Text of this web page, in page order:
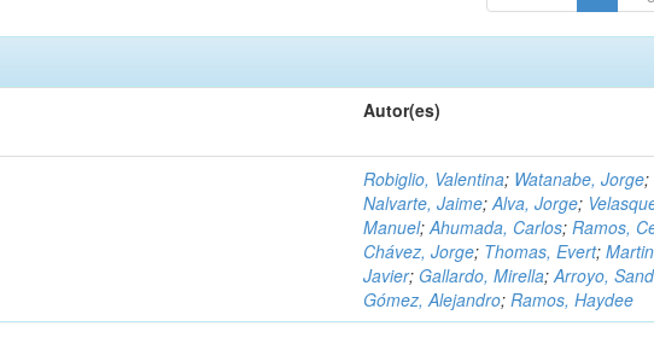
Autor(es)
Robiglio, Valentina; Watanabe, Jorge;
Nalvarte, Jaime;Alva, Jorge;
Manuel;Ahumada, Carlos;Ramos,
Chávez, Jorge; Thomas, Evert;
Javier; Gallardo, Mirella;Arroyo,
Gómez, Alejandro;Ramos, Haydee